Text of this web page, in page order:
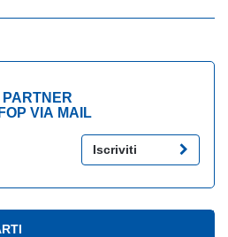
PARTNER
VIA MAIL
Iscriviti